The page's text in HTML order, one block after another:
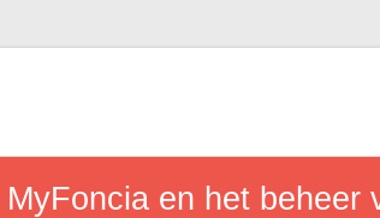
en het beheer